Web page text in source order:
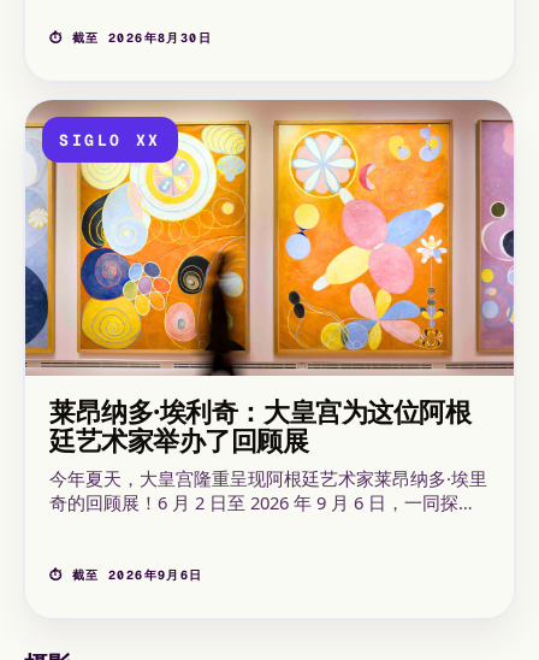
⏱ 截至 2026年8月30日
SIGLO XX
莱昂纳多·埃利奇：大皇宫为这位阿根
廷艺术家举办了回顾展
今年夏天，大皇宫隆重呈现阿根廷艺术家莱昂纳多·埃里
奇的回顾展！6 月 2 日至 2026 年 9 月 6 日，一同探索
⏱ 截至 2026年9月6日